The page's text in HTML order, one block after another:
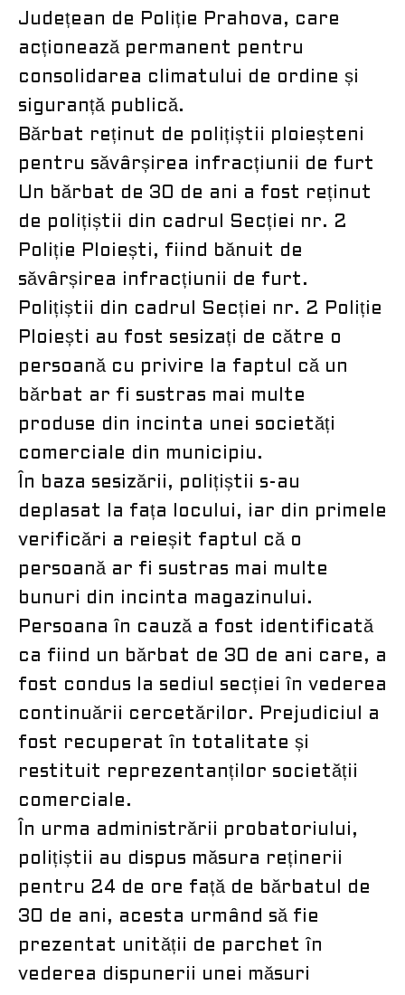
Județean de Poliție Prahova, care
acționează permanent pentru
consolidarea climatului de ordine și
siguranță publică.
Bărbat reținut de polițiștii ploieșteni
pentru săvârșirea infracțiunii de furt
Un bărbat de 30 de ani a fost reținut
de polițiștii din cadrul Secției nr. 2
Poliție Ploiești, fiind bănuit de
săvârșirea infracțiunii de furt.
Polițiștii din cadrul Secției nr. 2 Poliție
Ploiești au fost sesizați de către o
persoană cu privire la faptul că un
bărbat ar fi sustras mai multe
produse din incinta unei societăți
comerciale din municipiu.
În baza sesizării, polițiștii s-au
deplasat la fața locului, iar din primele
verificări a reieșit faptul că o
persoană ar fi sustras mai multe
bunuri din incinta magazinului.
Persoana în cauză a fost identificată
ca fiind un bărbat de 30 de ani care, a
fost condus la sediul secției în vederea
continuării cercetărilor. Prejudiciul a
fost recuperat în totalitate și
restituit reprezentanților societății
comerciale.
În urma administrării probatoriului,
polițiștii au dispus măsura reținerii
pentru 24 de ore față de bărbatul de
30 de ani, acesta urmând să fie
prezentat unității de parchet în
vederea dispunerii unei măsuri